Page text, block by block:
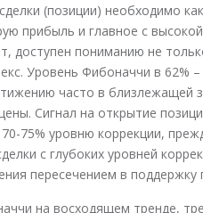
(позиции) необходимо
прибыль и главное с
доступен пониманию не
Уровень Фибоначчи в 62%
часто в близлежащей
Сигнал на открытие
75% уровню коррекции,
с глубоких уровней
пересечением в
на восходящем тренде,